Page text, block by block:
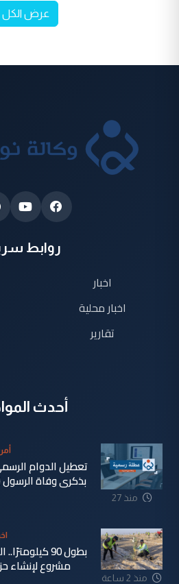
عرض الكل
روابط
اخبار
اخبار محلية
تقارير
أحدث
منذ 27
تعطيل الدوام
بذكرى وفاة الرسول
منذ 2 ساعة
بطول 90
مشروع لإنشاء